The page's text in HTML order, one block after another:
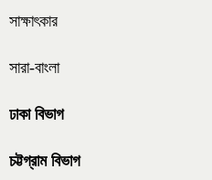
সাক্ষাৎকার
সারা-বাংলা
ঢাকা বিভাগ
চট্টগ্রাম বিভাগ